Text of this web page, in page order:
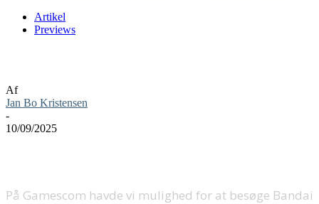
Artikel
Previews
Af
Jan Bo Kristensen
-
10/09/2025
På Gamescom havde vi mulighed for at besøge Bandai